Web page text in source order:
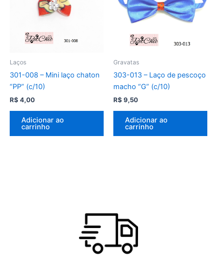
Laços
301-008 – Mini laço chaton
“PP” (c/10)
R$ 4,00
Adicionar ao
carrinho
Gravatas
303-013 – Laço de pescoço
macho “G” (c/10)
R$ 9,50
Adicionar ao
carrinho